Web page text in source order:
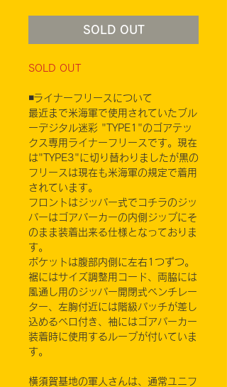
SOLD OUT
SOLD OUT
◾️ライナーフリースについて
最近まで米海軍で使用されていたブル
ーデジタル迷彩 "TYPE1"のゴアテッ
クス専用ライナーフリースです。現在
は"TYPE3"に切り替わりましたが黒の
フリースは現在も米海軍の規定で着用
されています。
フロントはジッパー式でコチラのジッ
パーはゴアパーカーの内側ジップにそ
のまま装着出来る仕様となっておりま
す。
ポケットは腹部内側に左右1つずつ。
裾にはサイズ調整用コード、両脇には
風通し用のジッパー開閉式ベンチレー
ター、左胸付近には階級パッチが差し
込めるベロ付き、袖にはゴアパーカー
装着時に使用するループが付いていま
す。
横須賀基地の軍人さんは、通常ユニフ